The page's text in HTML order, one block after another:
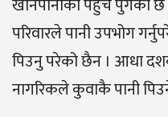
खानेपानीको पहुँच पुगेको छ
परिवारले पानी उपभोग
पिउनु परेको छैन । आधा
नागरिकले कुवाकै पानी